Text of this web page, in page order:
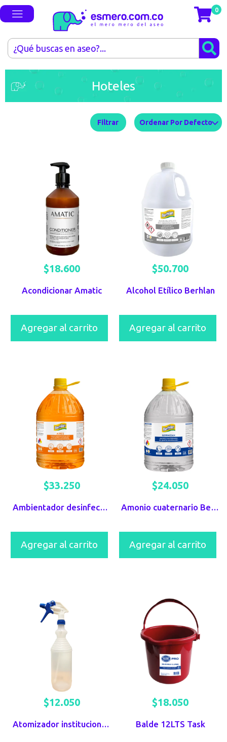
0
Hoteles
Filtrar
Acondicionar Amatic
$18.600
Agregar al carrito
Alcohol Etílico Berhlan
$50.700
Agregar al carrito
Ambientador desinfectante Berhlan Amanecer Frutal
$33.250
Agregar al carrito
Amonio cuaternario Berhlan
$24.050
Agregar al carrito
Atomizador institucional de alto tráfico
$12.050
Balde 12LTS Task
$18.050